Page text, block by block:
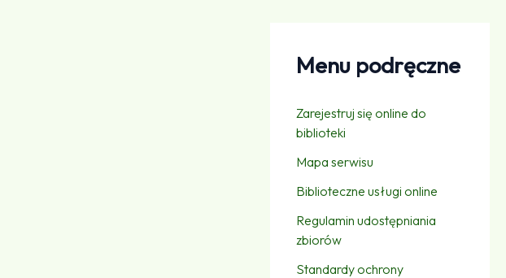
Menu podręczne
Zarejestruj się online do
biblioteki
Mapa serwisu
Biblioteczne usługi online
Regulamin udostępniania
zbiorów
Standardy ochrony